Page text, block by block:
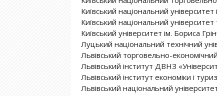
Київський національний
Київський національний
Київський університет ім. Бориса
Луцький національний технічний
Львівський торговельно-
Львівський інститут ДВНЗ
Львівський інститут економіки і
Львівський національний